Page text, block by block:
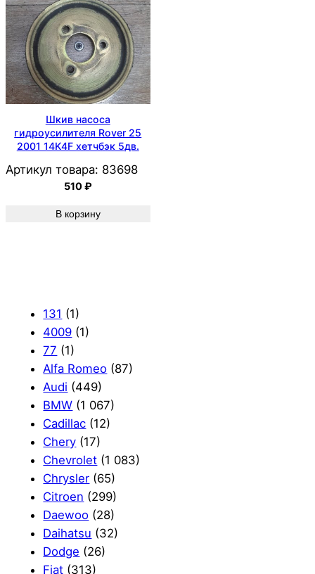
Шкив насоса
гидроусилителя Rover 25
2001 14K4F хетчбэк 5дв.
Артикул товара: 83698
510₽
В корзину
131 (1)
4009 (1)
77 (1)
Alfa Romeo (87)
Audi (449)
BMW (1 067)
Cadillac (12)
Chery (17)
Chevrolet (1 083)
Chrysler (65)
Citroen (299)
Daewoo (28)
Daihatsu (32)
Dodge (26)
Fiat (313)